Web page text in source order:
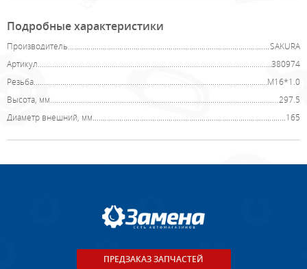
Подробные характеристики
Производитель
SAKURA
Артикул
380974
Резьба
M16*1.0
Высота, мм
297.5
Диаметр внешний, мм
165
ПРЕДЗАКАЗ ЗАПЧАСТЕЙ